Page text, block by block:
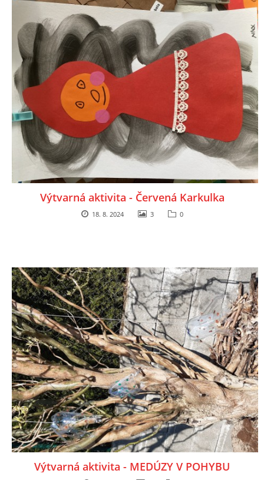
Výtvarná aktivita - Červená Karkulka
18. 8. 2024 3 0
Výtvarná aktivita - MEDÚZY V POHYBU